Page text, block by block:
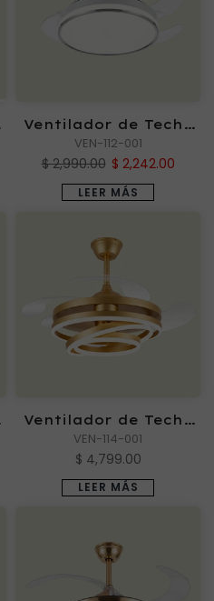
Ventilador de Techo
TROMBA
VEN-112-001
$ 2,990.00 $ 2,242.00
LEER MÁS
Ventilador de Techo
FANTASY DORADO 72W
VEN-114-001
$ 4,799.00
LEER MÁS